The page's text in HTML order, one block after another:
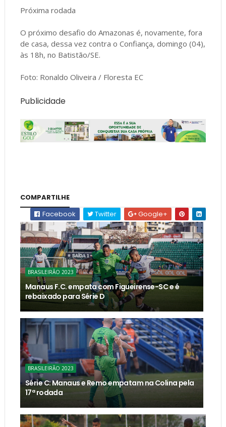
Próxima rodada
O próximo desafio do Amazonas é, novamente, fora
de casa, dessa vez contra o Confiança, domingo (04),
às 18h, no Batistão/SE.
Foto: Ronaldo Oliveira / Floresta EC
Publicidade
COMPARTILHE
Facebook
Twitter Google+
BRASILEIRÃO 2023
Manaus F.C. empata com Figueirense-SC e é
rebaixado para Série D
BRASILEIRÃO 2023
Série C: Manaus e Remo empatam na Colina pela
17ª rodada